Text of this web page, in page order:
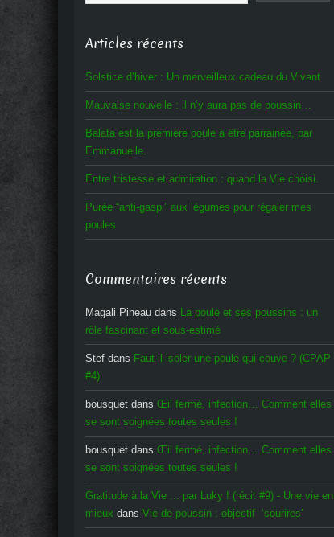
Articles récents
Solstice d’hiver : Un merveilleux cadeau du Vivant
Mauvaise nouvelle : il n’y aura pas de poussin…
Balata est la première poule à être parrainée, par
Emmanuelle.
Entre tristesse et admiration : quand la Vie choisi.
Purée “anti-gaspi” aux légumes pour régaler mes
poules
Commentaires récents
Magali Pineau dans La poule et ses poussins : un
rôle fascinant et sous-estimé
Stef dans Faut-il isoler une poule qui couve ? (CPAP
#4)
bousquet dans Œil fermé, infection… Comment elles
se sont soignées toutes seules !
bousquet dans Œil fermé, infection… Comment elles
se sont soignées toutes seules !
Gratitude à la Vie ... par Luky ! (récit #9) - Une vie en
mieux dans Vie de poussin : objectif ‘sourires’